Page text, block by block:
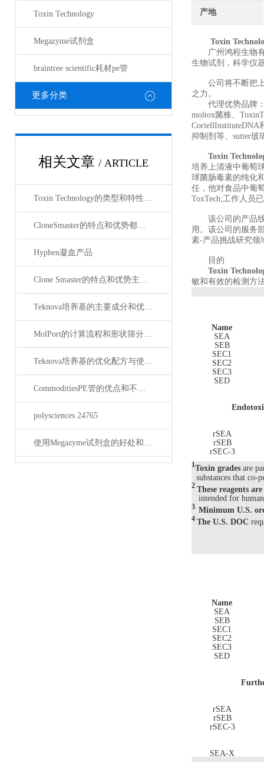
Toxin Technology
Megazyme试剂盒
braintree scientific耗材pe管
更多分类
相关文章 / ARTICLE
Toxin Technology的类型和特性介绍
CloneSmaster的特点和优势都有哪些
Hyphen凝血产品
Clone Smaster的特点和优势主要包括哪些？
Teknova培养基的主要成分和优点有哪些？
MolPort的计算流程和形状筛分的优势
Teknova培养基的优化配方与使用技巧
CommoditiesPE管的优点和不同行业中的应用
polysciences 24765
使用Megazyme试剂盒的好处和相关安全考虑
产地
Toxin
广州鸿程生物有
生物试剂，科学仪
公司将不断把上
之力。
代理优势品牌：
moltox菌株、
CoriellInstituteDNA
抑制剂等、sutter玻
Toxin
培养上清液中葡萄
球菌肠毒素的纯化
任，他对食品中葡
ToxTech;工作人员
该公司的产品线
用。该公司的服务
素-产品挑战研究领
目的
Toxin
敏和有效的检测方
Name
SEA
SEB
SEC1
SEC2
SEC3
SED
rSEA
rSEB
rSEC-3
1Toxin grades are
substances that co-
2 These reagents
intended for
3 Minimum U.S.
4 The U.S. DOC
Name
SEA
SEB
SEC1
SEC2
SEC3
SED
rSEA
rSEB
rSEC-3
SEA-X